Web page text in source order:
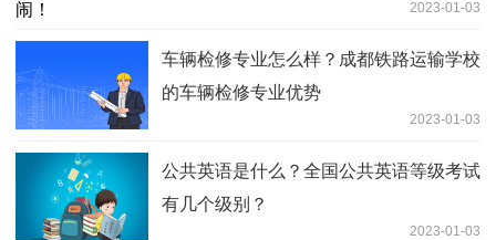
2023-01-03
车辆检修专业怎么样？成都铁路运输学校
的车辆检修专业优势
2023-01-03
公共英语是什么？全国公共英语等级考试
有几个级别？
2023-01-03